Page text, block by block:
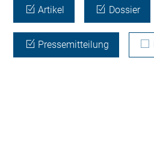
Artikel Dossier
Pressemitteilung